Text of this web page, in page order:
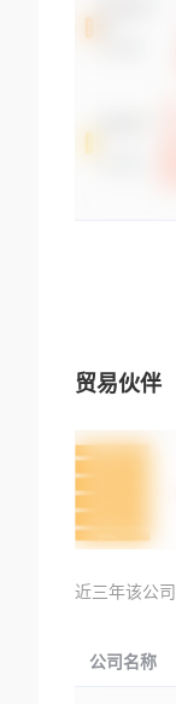
贸易伙伴
近三年该公
公司名称